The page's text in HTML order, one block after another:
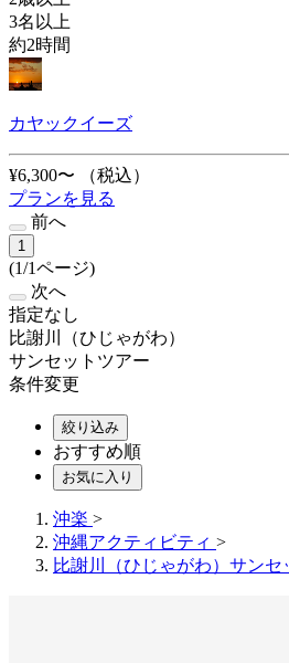
3名以上
約2時間
カヤックイーズ
¥6,300〜
（税込）
プランを見る
前へ
1
(1/1ページ)
次へ
指定なし
比謝川（ひじゃがわ）
サンセットツアー
条件変更
絞り込み
おすすめ順
お気に入り
沖楽 >
沖縄アクティビティ >
比謝川（ひじゃがわ）サンセ